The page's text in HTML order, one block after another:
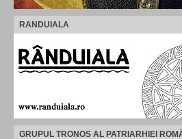
RANDUIALA
GRUPUL TRONOS AL PATRIARHIEI